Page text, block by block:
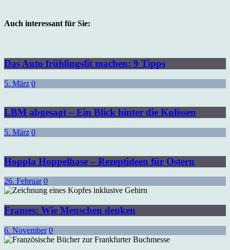
Auch interessant für Sie:
Das Auto frühlingsfit machen: 9 Tipps
5. März 0
LBM abgesagt – Ein Blick hinter die Kulissen
5. März 0
Hoppla Hoppelhase – Rezeptideen für Ostern
26. Februar 0
Frames: Wie Menschen denken
6. November 0